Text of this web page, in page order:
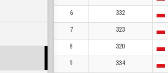
6 332
7 323
8 320
9 334